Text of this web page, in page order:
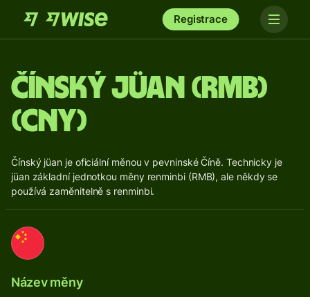
Registrace
Čínský jüan (RMB)
(CNY)
Čínský jüan je oficiální měnou v pevninské Číně. Technicky je
jüan základní jednotkou měny renminbi (RMB), ale někdy se
používá zaměnitelně s renminbi.
Název měny